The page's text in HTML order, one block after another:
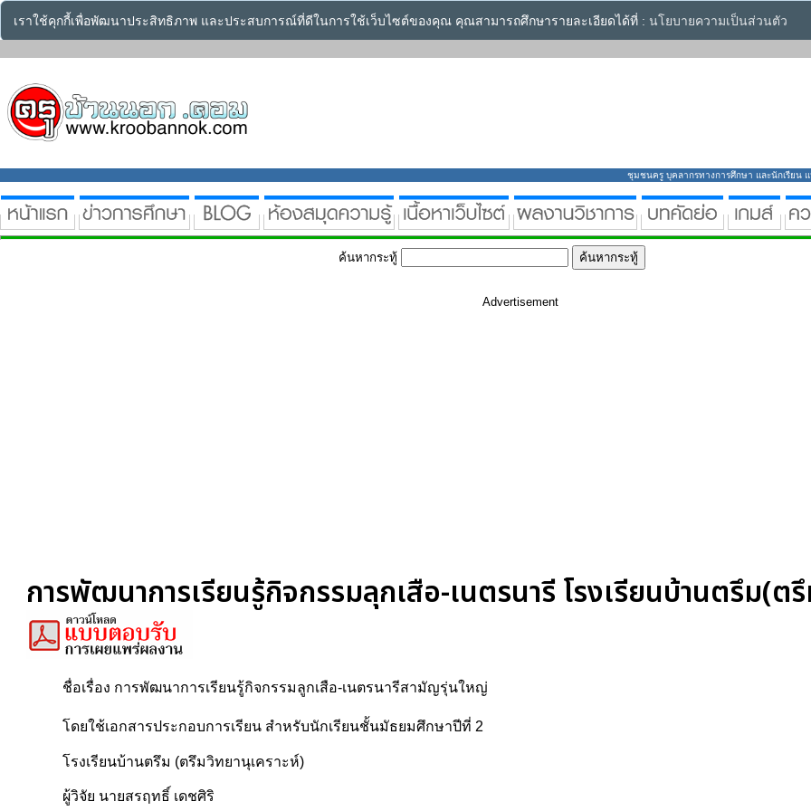
เราใช้คุกกี้เพื่อพัฒนาประสิทธิภาพ และประสบการณ์ที่ดีในการใช้เว็บไซต์ของคุณ คุณสามารถศึกษารายละเอียดได้ที่ : นโยบายความเป็นส่วนตัว
ชุมชนครู บุคลากรทางการศึกษา และนักเรียน
ค้นหากระทู้
Advertisement
การพัฒนาการเรียนรู้กิจกรรมลุกเสือ-เนตรนารี โรงเรียนบ้านตรึม(ต
ชื่อเรื่อง การพัฒนาการเรียนรู้กิจกรรมลูกเสือ-เนตรนารีสามัญรุ่นใหญ่
โดยใช้เอกสารประกอบการเรียน สำหรับนักเรียนชั้นมัธยมศึกษาปีที่ 2
โรงเรียนบ้านตรึม (ตรึมวิทยานุเคราะห์)
ผู้วิจัย นายสรฤทธิ์ เดชศิริ